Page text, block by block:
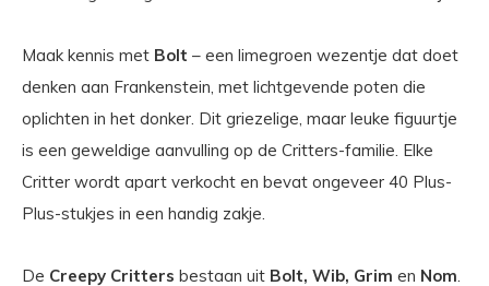
Maak kennis met Bolt – een limegroen wezentje dat doet
denken aan Frankenstein, met lichtgevende poten die
oplichten in het donker. Dit griezelige, maar leuke figuurtje
is een geweldige aanvulling op de Critters-familie. Elke
Critter wordt apart verkocht en bevat ongeveer 40 Plus-
Plus-stukjes in een handig zakje.
De Creepy Critters bestaan uit Bolt, Wib, Grim en Nom.